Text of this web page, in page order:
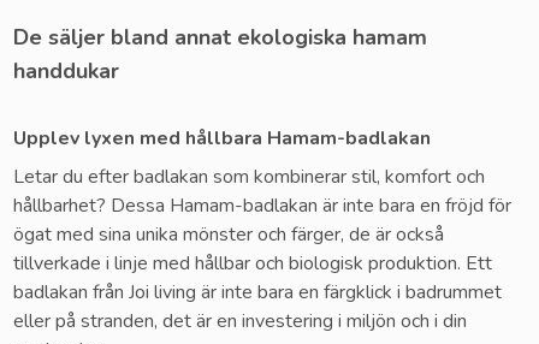
De säljer bland annat ekologiska hamam
handdukar
Upplev lyxen med hållbara Hamam-badlakan
Letar du efter badlakan som kombinerar stil, komfort och
hållbarhet? Dessa Hamam-badlakan är inte bara en fröjd för
ögat med sina unika mönster och färger, de är också
tillverkade i linje med hållbar och biologisk produktion. Ett
badlakan från Joi living är inte bara en färgklick i badrummet
eller på stranden, det är en investering i miljön och i din